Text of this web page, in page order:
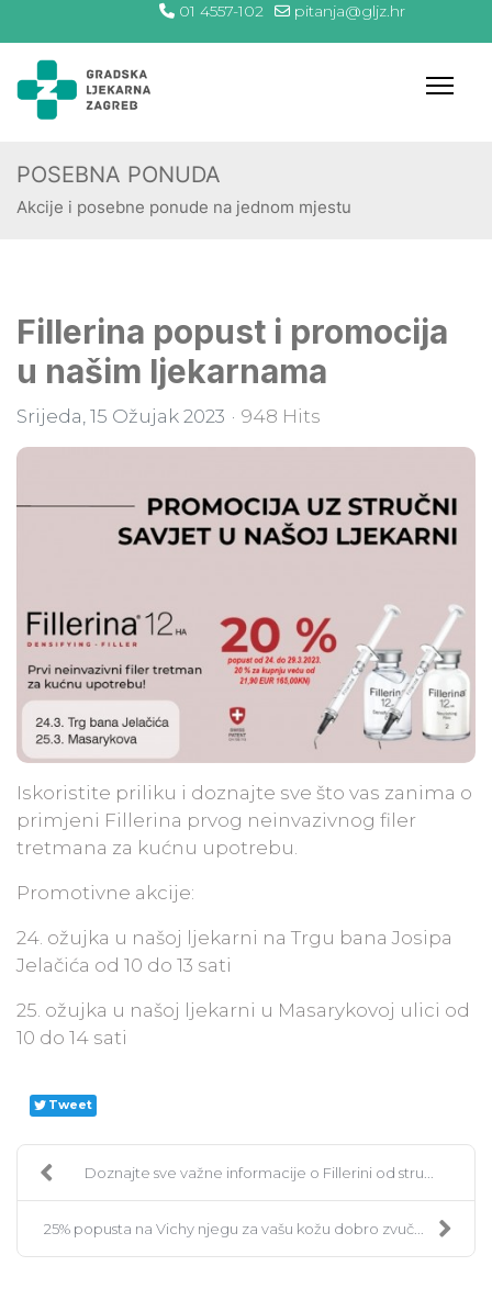
01 4557-102 pitanja@gljz.hr
POSEBNA PONUDA
Akcije i posebne ponude na jednom mjestu
Fillerina popust i promocija
u našim ljekarnama
Srijeda, 15 Ožujak 2023 948 Hits
Iskoristite priliku i doznajte sve što vas zanima o
primjeni Fillerina prvog neinvazivnog filer
tretmana za kućnu upotrebu.
Promotivne akcije:
24. ožujka u našoj ljekarni na Trgu bana Josipa
Jelačića od 10 do 13 sati
25. ožujka u našoj ljekarni u Masarykovoj ulici od
10 do 14 sati
Tweet
Doznajte sve važne informacije o Fillerini od stru...
25% popusta na Vichy njegu za vašu kožu dobro zvuč...